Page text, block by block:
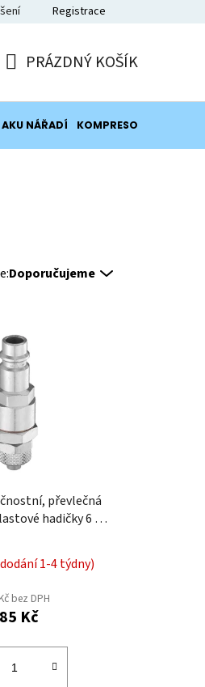
Registrace
KOŠÍK
PRÁZDNÝ KOŠÍK
AKU NÁŘADÍ KOMPRESORY
Doporučujeme
převlečná
hadičky 6 x
1-4 týdny)
bez DPH
Kč